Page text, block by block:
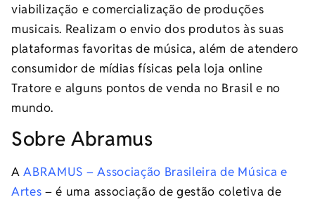
viabilização e comercialização de produções
musicais. Realizam o envio dos produtos às suas
plataformas favoritas de música, além de atendero
consumidor de mídias físicas pela loja online
Tratore e alguns pontos de venda no Brasil e no
mundo.
Sobre Abramus
AABRAMUS – Associação Brasileira de Música e
Artes– é uma associação de gestão coletiva de